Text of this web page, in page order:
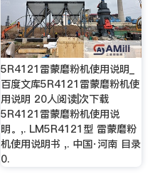
5R4121雷蒙磨粉机使用说明_
百度文库5R4121雷蒙磨粉机使
用说明 20人阅读|次下载
5R4121雷蒙磨粉机使用说
明。,. LM5R4121型 雷蒙磨粉
机使用说明书 ,. 中国·河南 目录
0.